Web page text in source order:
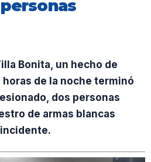
Bonita, un hecho de
de la noche terminó
dos personas
de armas blancas